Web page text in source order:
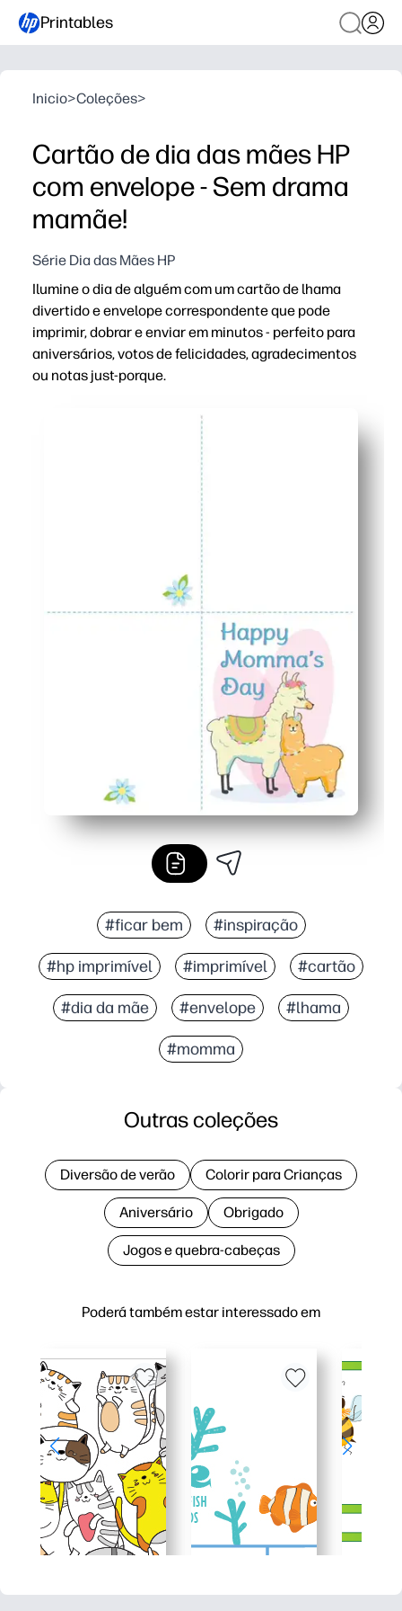
Printables
Inicio>Coleções>
Cartão de dia das mães HP
com envelope - Sem drama
mamãe!
Série Dia das Mães HP
Ilumine o dia de alguém com um cartão de lhama
divertido e envelope correspondente que pode
imprimir, dobrar e enviar em minutos - perfeito para
aniversários, votos de felicidades, agradecimentos
ou notas just-porque.
Poupança de tempo - pule a loja e faça um cartão de
Zero fuss - imprima em papel padrão, depois corte,
Envolva as crianças - deixe as mãozinhas
Olhar polido - o envelope correspondente mantém a
#ficar bem #inspiração
#hp imprimível #imprimível #cartão
#dia da mãe #envelope #lhama
#momma
Poderá também estar interessado em
Outras coleções
Diversão de verão Colorir para Crianças
Aniversário Obrigado
Jogos e quebra-cabeças